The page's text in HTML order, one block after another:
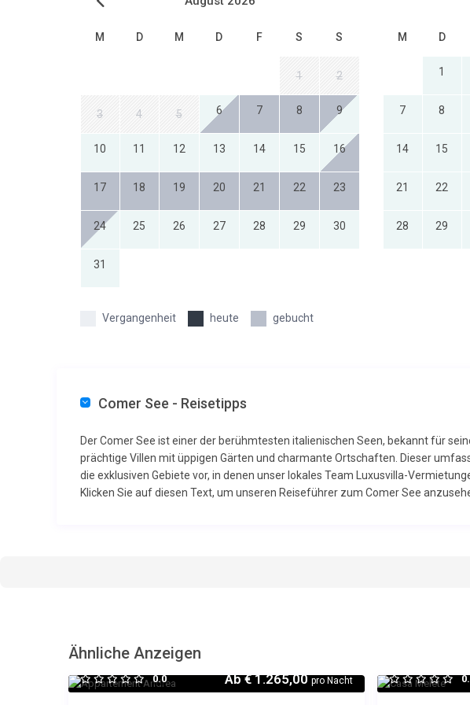
M D M D F S S
1 2
3 4 5 6 7 8 9
10 11 12 13 14 15 16
17 18 19 20 21 22 23
24 25 26 27 28 29 30
31
M D
1
7 8
14 15
21 22
28 29
Vergangenheit heute gebucht
Comer See - Reisetipps
Der Comer See ist einer der berühmtesten italienischen Seen, bekannt für
prächtige Villen mit üppigen Gärten und charmante Ortschaften. Dieser
die exklusiven Gebiete vor, in denen unser lokales Team Luxusvilla-
Klicken Sie auf diesen Text, um unseren Reiseführer zum Comer See
Ähnliche Anzeigen
Ab€ 1.265,00pro Nacht
0.0